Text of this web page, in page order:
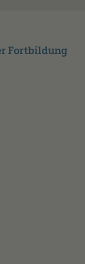
Fortbildung